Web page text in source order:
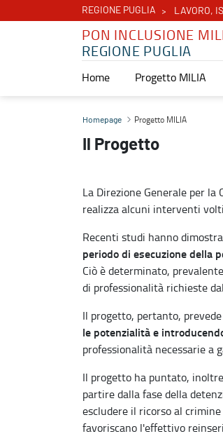
REGIONE PUGLIA LAVORO,
PON INCLUSIONE
REGIONE PUGLIA
Home Progetto MILIA
Progetto MILIA - PON Inclusione MILIA
Homepage Progetto MILIA
Il Progetto
La Direzione Generale per
realizza alcuni interventi
Recenti studi hanno
periodo di esecuzione della
Ciò è determinato,
di professionalità richieste
Il progetto, pertanto,
le potenzialità e
professionalità necessarie
Il progetto ha puntato,
partire dalla fase della
escludere il ricorso al
favoriscano l'effettivo